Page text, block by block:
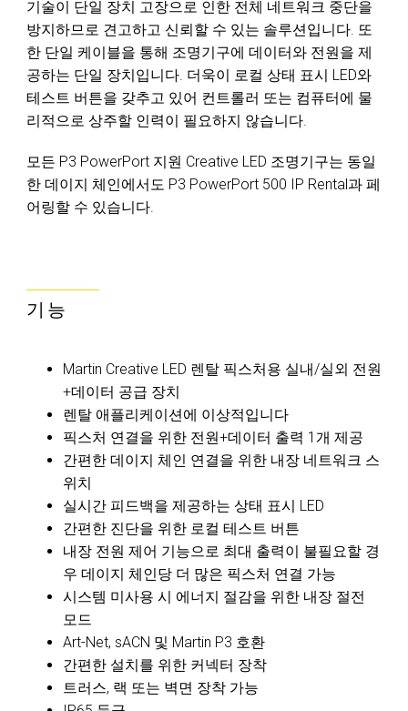
기술이 단일 장치 고장으로 인한 전체 네트워크 중단을
방지하므로 견고하고 신뢰할 수 있는 솔루션입니다. 또
한 단일 케이블을 통해 조명기구에 데이터와 전원을 제
공하는 단일 장치입니다. 더욱이 로컬 상태 표시 LED와
테스트 버튼을 갖추고 있어 컨트롤러 또는 컴퓨터에 물
리적으로 상주할 인력이 필요하지 않습니다.
모든 P3 PowerPort 지원 Creative LED 조명기구는 동일
한 데이지 체인에서도 P3 PowerPort 500 IP Rental과 페
어링할 수 있습니다.
기능
Martin Creative LED 렌탈 픽스처용 실내/실외 전원
+데이터 공급 장치
렌탈 애플리케이션에 이상적입니다
픽스처 연결을 위한 전원+데이터 출력 1개 제공
간편한 데이지 체인 연결을 위한 내장 네트워크 스
위치
실시간 피드백을 제공하는 상태 표시 LED
간편한 진단을 위한 로컬 테스트 버튼
내장 전원 제어 기능으로 최대 출력이 불필요할 경
우 데이지 체인당 더 많은 픽스처 연결 가능
시스템 미사용 시 에너지 절감을 위한 내장 절전
모드
Art-Net, sACN 및 Martin P3 호환
간편한 설치를 위한 커넥터 장착
트러스, 랙 또는 벽면 장착 가능